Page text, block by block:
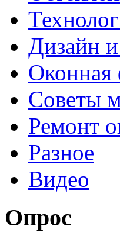
Дизайн
Оконная
Советы
Ремонт
Разное
Видео
Опрос